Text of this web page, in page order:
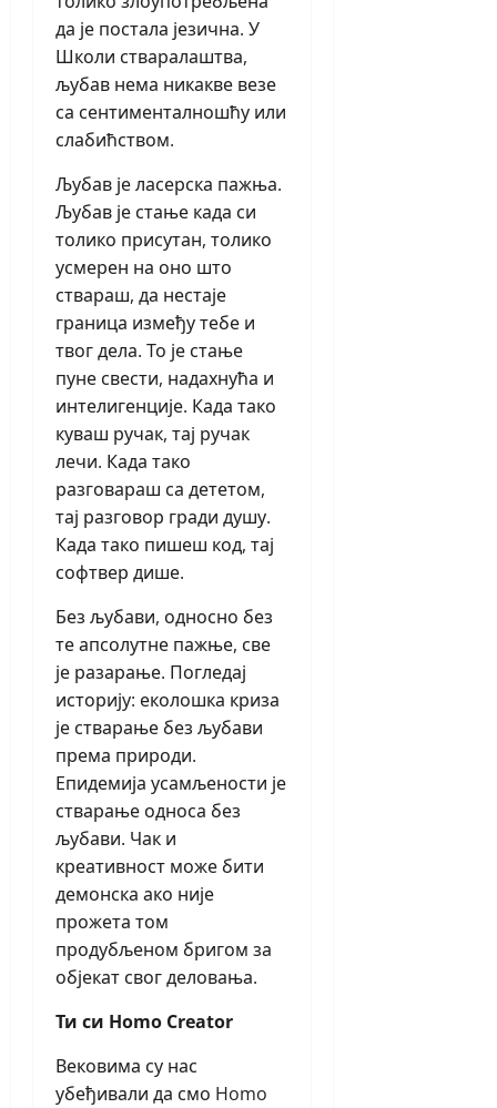
да је постала језична. У
Школи стваралаштва,
љубав нема никакве везе
са сентименталношћу или
слабићством.
Љубав је ласерска пажња.
Љубав је стање када си
толико присутан, толико
усмерен на оно што
ствараш, да нестаје
граница између тебе и
твог дела. То је стање
пуне свести, надахнућа и
интелигенције. Када тако
куваш ручак, тај ручак
лечи. Када тако
разговараш са дететом,
тај разговор гради душу.
Када тако пишеш код, тај
софтвер дише.
Без љубави, односно без
те апсолутне пажње, све
је разарање. Погледај
историју: еколошка криза
је стварање без љубави
према природи.
Епидемија усамљености је
стварање односа без
љубави. Чак и
креативност може бити
демонска ако није
прожета том
продубљеном бригом за
објекат свог деловања.
Ти си Homo Creator
Вековима су нас
убеђивали да смо Homo